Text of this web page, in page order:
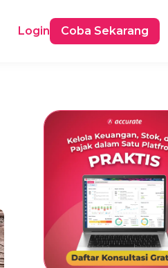
Login Coba Sekarang